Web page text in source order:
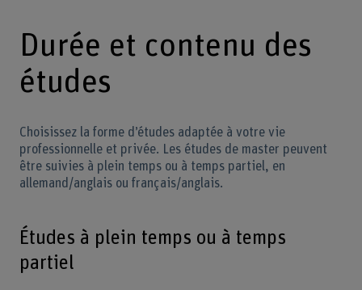
Durée et contenu des
études
Choisissez la forme d’études adaptée à votre vie
professionnelle et privée. Les études de master peuvent
être suivies à plein temps ou à temps partiel, en
allemand/anglais ou français/anglais.
Études à plein temps ou à temps
partiel